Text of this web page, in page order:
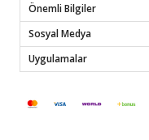
Önemli Bilgiler
Sosyal Medya
Uygulamalar